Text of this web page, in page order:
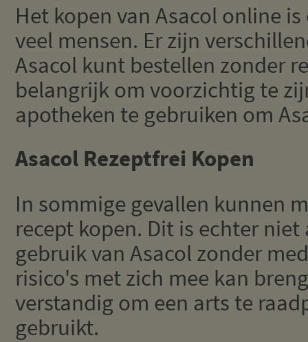
Het kopen van Asacol online
veel mensen. Er zijn
Asacol kunt bestellen zonder
belangrijk om voorzichtig te
apotheken te gebruiken om
Asacol Rezeptfrei Kopen
In sommige gevallen kunnen
recept kopen. Dit is echter
gebruik van Asacol zonder
risico's met zich mee kan
verstandig om een arts te
gebruikt.